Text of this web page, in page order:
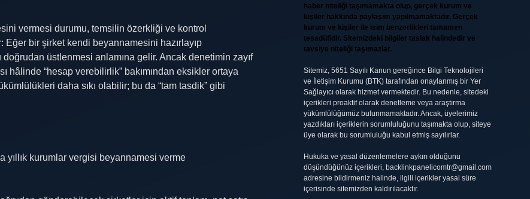
vermesi durumu, temsilin özerkliği ve kontrol
Eğer bir şirket kendi beyannamesini hazırlayıp
üstlenmesi anlamına gelir. Ancak denetimin zayıf
hâlinde “hesap verebilirlik” bakımından eksikler ortaya
daha sıkı olabilir; bu da “tam tasdik” gibi
yıllık kurumlar vergisi beyannamesi verme
haber niteliği taşımamakta olup, gerçek kurum ve
kişiler hakkında paylaşım yapılmamaktadır. Gerçek
kurum ve kişiler ile isim benzerlikleri tamamen
tesadüfidir. Sitemizdeki bilgiler taslak halindedir ve
tavsiye niteliği taşımazlar.
Sitemiz, 5651 Sayılı Kanun gereğince Bilgi Teknolojileri
ve İletişim Kurumu (BTK) tarafından onaylanmış bir Yer
Sağlayıcı olarak hizmet vermektedir. Bu nedenle, sitedeki
içerikleri proaktif olarak denetleme veya araştırma
yükümlülüğümüz bulunmamaktadır. Ancak, üyelerimiz
yazdıkları içeriklerin sorumluluğunu taşımakta olup, siteye
üye olarak bu sorumluluğu kabul etmiş sayılırlar.
Hukuka ve yasal düzenlemelere aykırı olduğunu
düşündüğünüz içerikleri, backlinkpanelicomtr@gmail.com
adresine bildirmeniz halinde, ilgili içerikler yasal süre
içerisinde sitemizden kaldırılacaktır.